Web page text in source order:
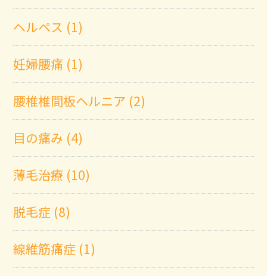
ヘルペス (1)
妊婦腰痛 (1)
腰椎椎間板ヘルニア (2)
目の痛み (4)
薄毛治療 (10)
脱毛症 (8)
線維筋痛症 (1)